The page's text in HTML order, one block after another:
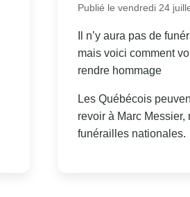
Publié le vendredi 24
Il n’y aura pas de
mais voici comment
rendre hommage
Les Québécois
revoir à Marc Messier,
funérailles nationales.